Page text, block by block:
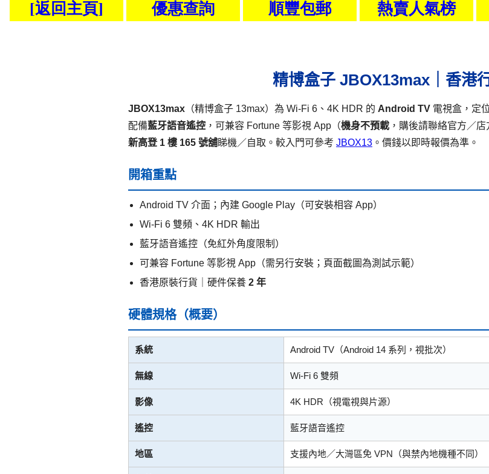
精博盒子 JBOX13max｜香港
JBOX13max （精博盒子 13max）為 Wi‑Fi 6、4K HDR 的 Android TV 電視盒，定
配備藍牙語音遙控 ，可兼容 Fortune 等影視 App（機身不預載 ，購後請聯絡官方／
新高登 1 樓 165 號舖睇機／自取。較入門可參考 JBOX13 。價錢以即時報價為準。
開箱重點
Android TV 介面；內建 Google Play（可安裝相容 App）
Wi‑Fi 6 雙頻、4K HDR 輸出
藍牙語音遙控（免紅外角度限制）
可兼容 Fortune 等影視 App（需另行安裝；頁面截圖為測試示範）
香港原裝行貨｜硬件保養2 年
硬體規格（概要）
系統 Android TV（Android 14 系列，視批次）
無線 Wi‑Fi 6 雙頻
影像 4K HDR（視電視與片源）
遙控 藍牙語音遙控
地區 支援內地／大灣區免 VPN（與禁內地機種不同）